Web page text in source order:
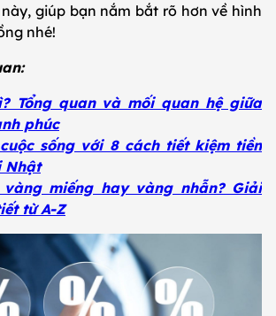
giúp bạn nắm bắt rõ hơn về hình
nhé!
Tổng quan và mối quan hệ giữa
phúc
sống với 8 cách tiết kiệm tiền
Nhật
vàng miếng hay vàng nhẫn? Giải
từ A-Z